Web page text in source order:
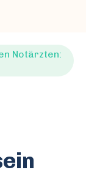
Notärzten: